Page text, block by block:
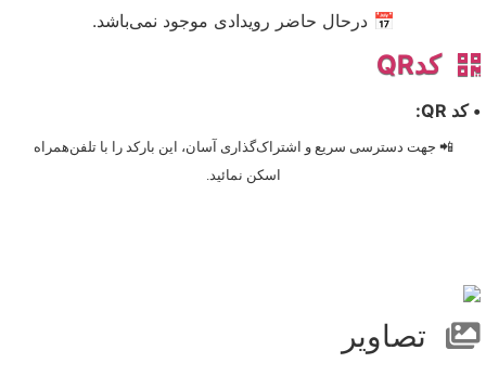
📅 درحال حاضر رویدادی موجود نمی‌باشد.
کدQR
• کد QR:
📲 جهت دسترسی سریع و اشتراک‌گذاری آسان، این بارکد را با تلفن‌همراه
اسکن نمائید.
تصاویر